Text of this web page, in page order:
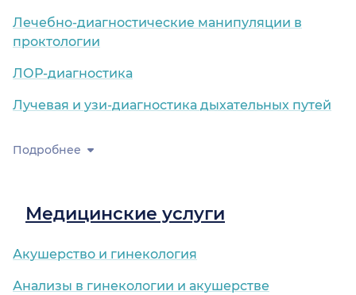
Лечебно-диагностические манипуляции в
проктологии
ЛОР-диагностика
Лучевая и узи-диагностика дыхательных путей
Подробнее
Медицинские услуги
Акушерство и гинекология
Анализы в гинекологии и акушерстве